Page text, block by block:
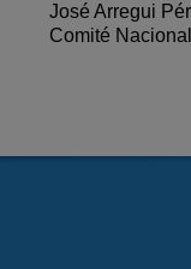
José Arregui
Comité